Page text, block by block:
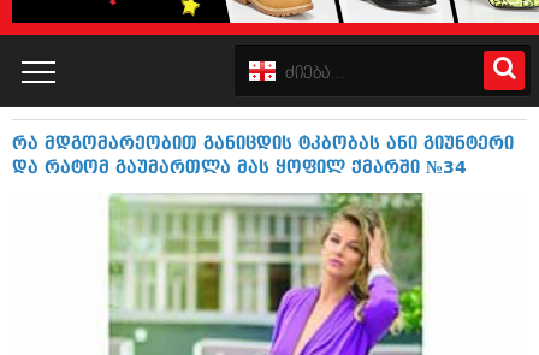
კატალოგი
პოლიტიკა
ინტერვიუები
ამბები
რა მდგომარეობით განიცდის ტკბობას ანი გიუნტერი
და რატომ გაუმართლა მას ყოფილ ქმარში №34